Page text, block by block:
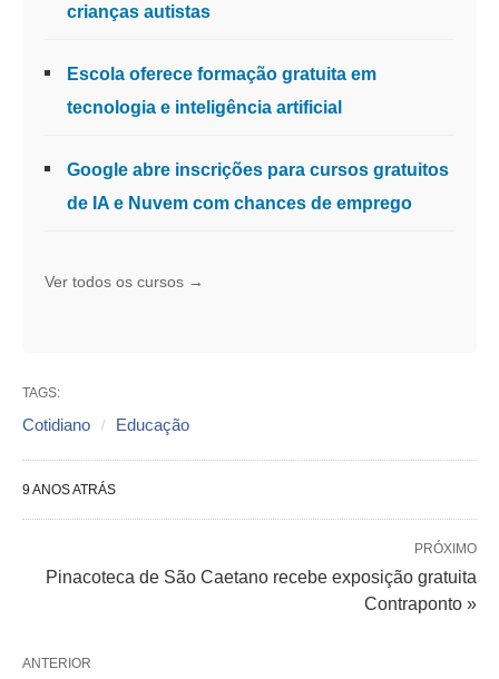
crianças autistas
Escola oferece formação gratuita em
tecnologia e inteligência artificial
Google abre inscrições para cursos gratuitos
de IA e Nuvem com chances de emprego
Ver todos os cursos →
TAGS:
Cotidiano Educação
9 ANOS ATRÁS
PRÓXIMO
Pinacoteca de São Caetano recebe exposição gratuita
Contraponto »
ANTERIOR